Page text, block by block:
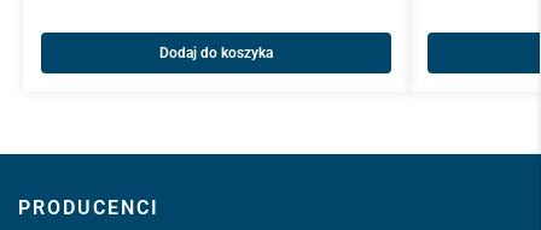
Dodaj do koszyka
PRODUCENCI